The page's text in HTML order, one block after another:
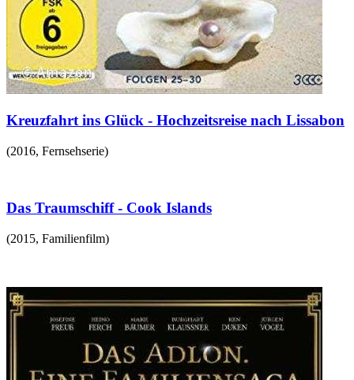
Kreuzfahrt ins Glück - Hochzeitsreise nach Lissabon
(2016, Fernsehserie)
Das Traumschiff - Cook Islands
(2015, Familienfilm)